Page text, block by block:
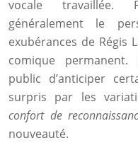
vocale travaillée.
généralement le
exubérances de Régis
comique
public d’anticiper
surpris par les
confort de
nouveauté.